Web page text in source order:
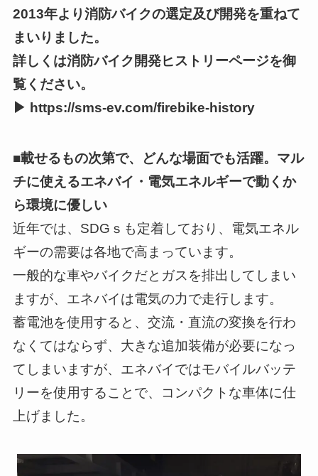
2013年より消防バイクの選定及び開発を重ねて
まいりました。
詳しくは消防バイク開発ヒストリーページを御
覧ください。
▶ https://sms-ev.com/firebike-history
■載せるもの次第で、どんな場面でも活躍。マル
チに使えるエネバイ・電気エネルギーで動くか
ら環境に優しい
近年では、SDGｓも定着しており、電気エネル
ギーの需要は各地で高まっています。
一般的な車やバイクだとガスを排出してしまい
ますが、エネバイは電気の力で走行します。
蓄電池を使用すると、交流・直流の変換を行わ
なくてはならず、大きな追加装備が必要になっ
てしまいますが、エネバイではモバイルバッテ
リーを使用することで、コンパクトな車体に仕
上げました。